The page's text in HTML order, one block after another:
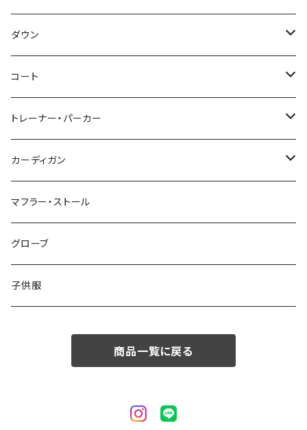
～44/S
46/M
48/L
50/XL～
ダウン
～44/S
46/M
48/L
50/XL～
コート
～44/S
46/M
48/L
50/XL～
トレーナー・パーカー
～44/S
46/M
48/L
50/XL～
カーディガン
～44/S
46/M
48/L
マフラー・ストール
グローブ
子供服
商品一覧に戻る